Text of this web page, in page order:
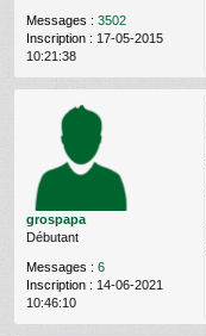
Messages : 3502
Inscription : 17-05-2015
10:21:38
grospapa
Débutant
Messages : 6
Inscription : 14-06-2021
10:46:10